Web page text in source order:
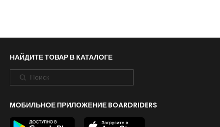
НАЙДИТЕ ТОВАР В КАТАЛОГЕ
МОБИЛЬНОЕ ПРИЛОЖЕНИЕ BOARDRIDERS